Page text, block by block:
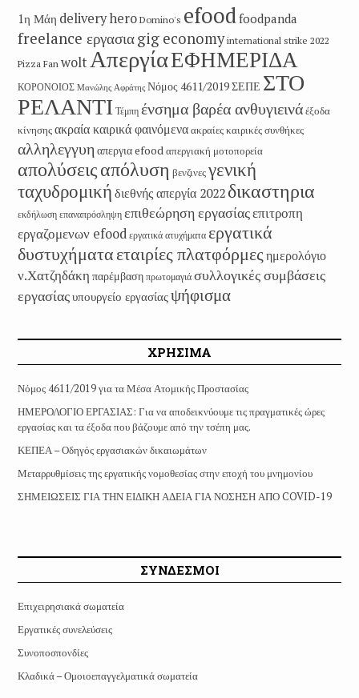
1η Μάη delivery hero Domino's efoodfoodpanda
freelance εργασιαgig economy international strike 2022
Pizza Fan woltΑπεργίαΕΦΗΜΕΡΙΔΑ
ΚΟΡΟΝΟΙΟΣ Μανώλης Αφράτης Νόμος 4611/2019ΣΕΠΕ ΣΤΟ
ΡΕΛΑΝΤΙ Τέμπη ένσημα βαρέα ανθυγιεινάέξοδα
κίνησηςακραία καιρικά φαινόμεναακραίες καιρικές συνθήκες
αλληλεγγυη απεργια efood απεργιακή μοτοπορεία
απολύσειςαπόλυση βενζινεςγενική
ταχυδρομική διεθνής απεργία 2022 δικαστηρια
εκδήλωση επαναπρόσληψη επιθεώρηση εργασίαςεπιτροπη
εργαζομενων efood εργατικά ατυχήματα εργατικά
δυστυχήματαεταιρίες πλατφόρμες ημερολόγιο
ν.Χατζηδάκη παρέμβαση πρωτομαγιά συλλογικές συμβάσεις
εργασίαςυπουργείο εργασίαςψήφισμα
ΧΡΗΣΙΜΑ
Νόμος 4611/2019 για τα Μέσα Ατομικής Προστασίας
ΗΜΕΡΟΛΟΓΙΟ ΕΡΓΑΣΙΑΣ: Για να αποδεικνύουμε τις πραγματικές ώρες
εργασίας και τα έξοδα που βάζουμε από την τσέπη μας.
ΚΕΠΕΑ – Οδηγός εργασιακών δικαιωμάτων
Μεταρρυθμίσεις της εργατικής νομοθεσίας στην εποχή του μνημονίου
ΣΗΜΕΙΩΣΕΙΣ ΓΙΑ ΤΗΝ ΕΙΔΙΚΗ ΑΔΕΙΑ ΓΙΑ ΝΟΣΗΣΗ ΑΠΟ COVID-19
ΣΥΝΔΕΣΜΟΙ
Επιχειρησιακά σωματεία
Εργατικές συνελεύσεις
Συνοποσπονδίες
Κλαδικά – Ομοιοεπαγγελματικά σωματεία